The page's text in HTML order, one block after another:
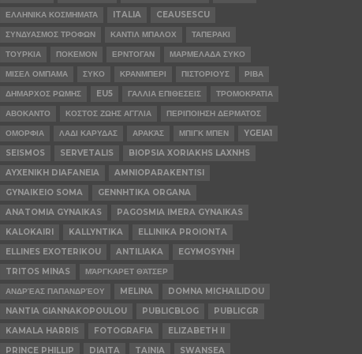
ΕΛΛΗΝΙΚΑ ΚΟΣΜΗΜΑΤΑ
ITALIA
CEAUSESCU
ΣΥΝΔΥΑΣΜΟΣ ΤΡΟΦΩΝ
ΚΑΝΤΙΛ ΜΠΑΛΟΧ
ΤΑΠΕΡΑΚΙ
ΤΟΥΡΚΙΑ
ΠΟΚΕΜΟΝ ΕΡΝΤΟΓΑΝ
ΜΑΡΜΕΛΑΔΑ ΣΥΚΟ
ΜΙΣΕΛ ΟΜΠΑΜΑ
ΣΥΚΟ ΚΡΑΝΜΠΕΡΙ ΠΙΣΤΟΡΙΟΥΣ
ΡΙΒΑ
ΔΗΜΑΡΧΟΣ ΡΩΜΗΣ
EU5 ΓΑΛΛΙΑ ΕΠΙΘΕΣΕΙΣ
ΤΡΟΜΟΚΡΑΤΙΑ
ΑΒΟΚΑΝΤΟ
ΚΟΣΤΟΣ ΖΩΗΣ ΑΓΓΛΙΑ
ΠΕΡΙΠΟΙΗΣΗ ΔΕΡΜΑΤΟΣ
ΟΜΟΡΦΙΑ
ΛΑΔΙ ΚΑΡΥΔΑΣ ΑΡΑΚΆΣ ΜΠΙΓΚ ΜΠΕΝ
YGEIA1
SEISMOS
SERVETALIS
BIOPSIA XORIAKHS LAXNHS
AYXENIKH DIAFANEIA
AMNIOPARAKENTISI
GYNAIKEIO SOMA
GENNHTIKA ORGANA
ANATOMIA GYNAIKAS
PAGOSMIA IMERA GYNAIKAS
KALOKAIRI
KALLYNTIKA
ELLINIKA PROIONTA
ELLINES EXOTERIKOU
ANTILIAKA
EGYMOSYNH
TRITOS MINAS
ΜΆΡΓΚΑΡΕΤ ΘΆΤΣΕΡ
ΑΝΔΡΈΑΣ ΠΑΠΑΝΔΡΈΟΥ
MELINA
DOMNA MICHAILIDOU
NANTIA GIANNAKOPOULOU
PUBLICBLOG
PUBLICGR
KAMALA HARRIS
FOTOGRAFIA
ELIZABETH II
PRINCE PHILLIP
DIAITA TAINIA SWANSEA